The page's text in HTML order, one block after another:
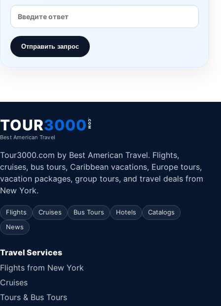
Отправить запрос
TOUR3000 .COM
Best American Travel
Tour3000.com by Best American Travel. Flights,
cruises, bus tours, Caribbean vacations, Europe tours,
vacation packages, group tours, and travel deals from
New York.
Flights Cruises Bus Tours Hotels
Catalogs
News
Travel Services
Flights from New York
Cruises
Tours & Bus Tours